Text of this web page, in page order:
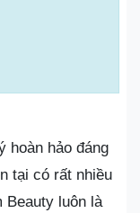
hoàn hảo đáng
tại có rất nhiều
Beauty luôn là